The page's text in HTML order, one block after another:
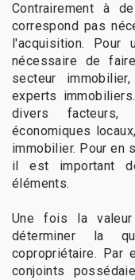
Contrairement à
correspond pas
l'acquisition.
nécessaire de
secteur
experts
divers facteurs,
économiques
immobilier. Pour en
il est important
éléments.
Une fois la
déterminer la
copropriétaire. Par
conjoints